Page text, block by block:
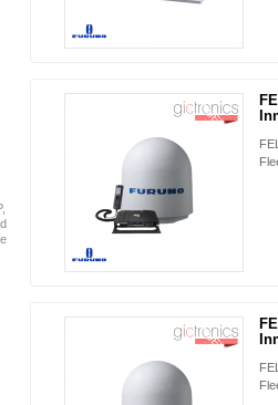
NUEVO
NUEVO